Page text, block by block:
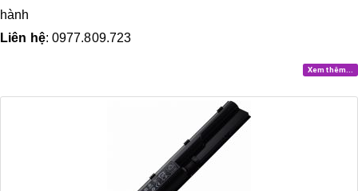
hành
Liên hệ: 0977.809.723
Xem thêm...